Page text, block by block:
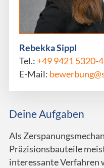
Rebekka Sippl
Tel.: +49 9421 5320-
E-Mail:
Deine Aufgaben
Als
Präzisionsbauteile
interessante Verfahren